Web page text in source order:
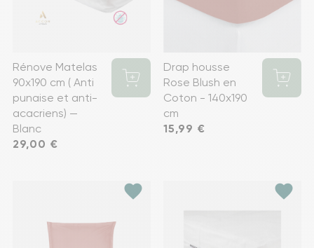
Rénove Matelas
90x190 cm ( Anti
punaise et anti-
acacriens) —
Blanc
Prix
29,00 €
Drap housse
Rose Blush en
Coton - 140x190
cm
Prix
15,99 €
favorite favorite